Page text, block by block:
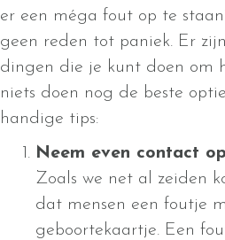
er een méga fout op te
geen reden tot paniek. Er
dingen die je kunt doen om
niets doen nog de beste
handige tips:
Neem even contact
Zoals we net al zeiden
dat mensen een foutje
geboortekaartje. Een